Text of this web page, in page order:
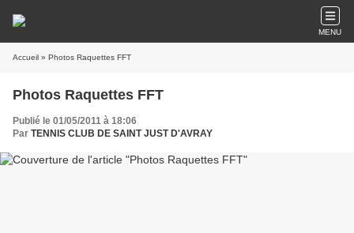
MENU
Accueil » Photos Raquettes FFT
Photos Raquettes FFT
Publié le 01/05/2011 à 18:06
Par TENNIS CLUB DE SAINT JUST D'AVRAY